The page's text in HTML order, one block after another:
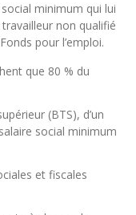
minimum qui lui
non qualifié
pour l’emploi.
que 80 % du
(BTS), d’un
social minimum
et fiscales